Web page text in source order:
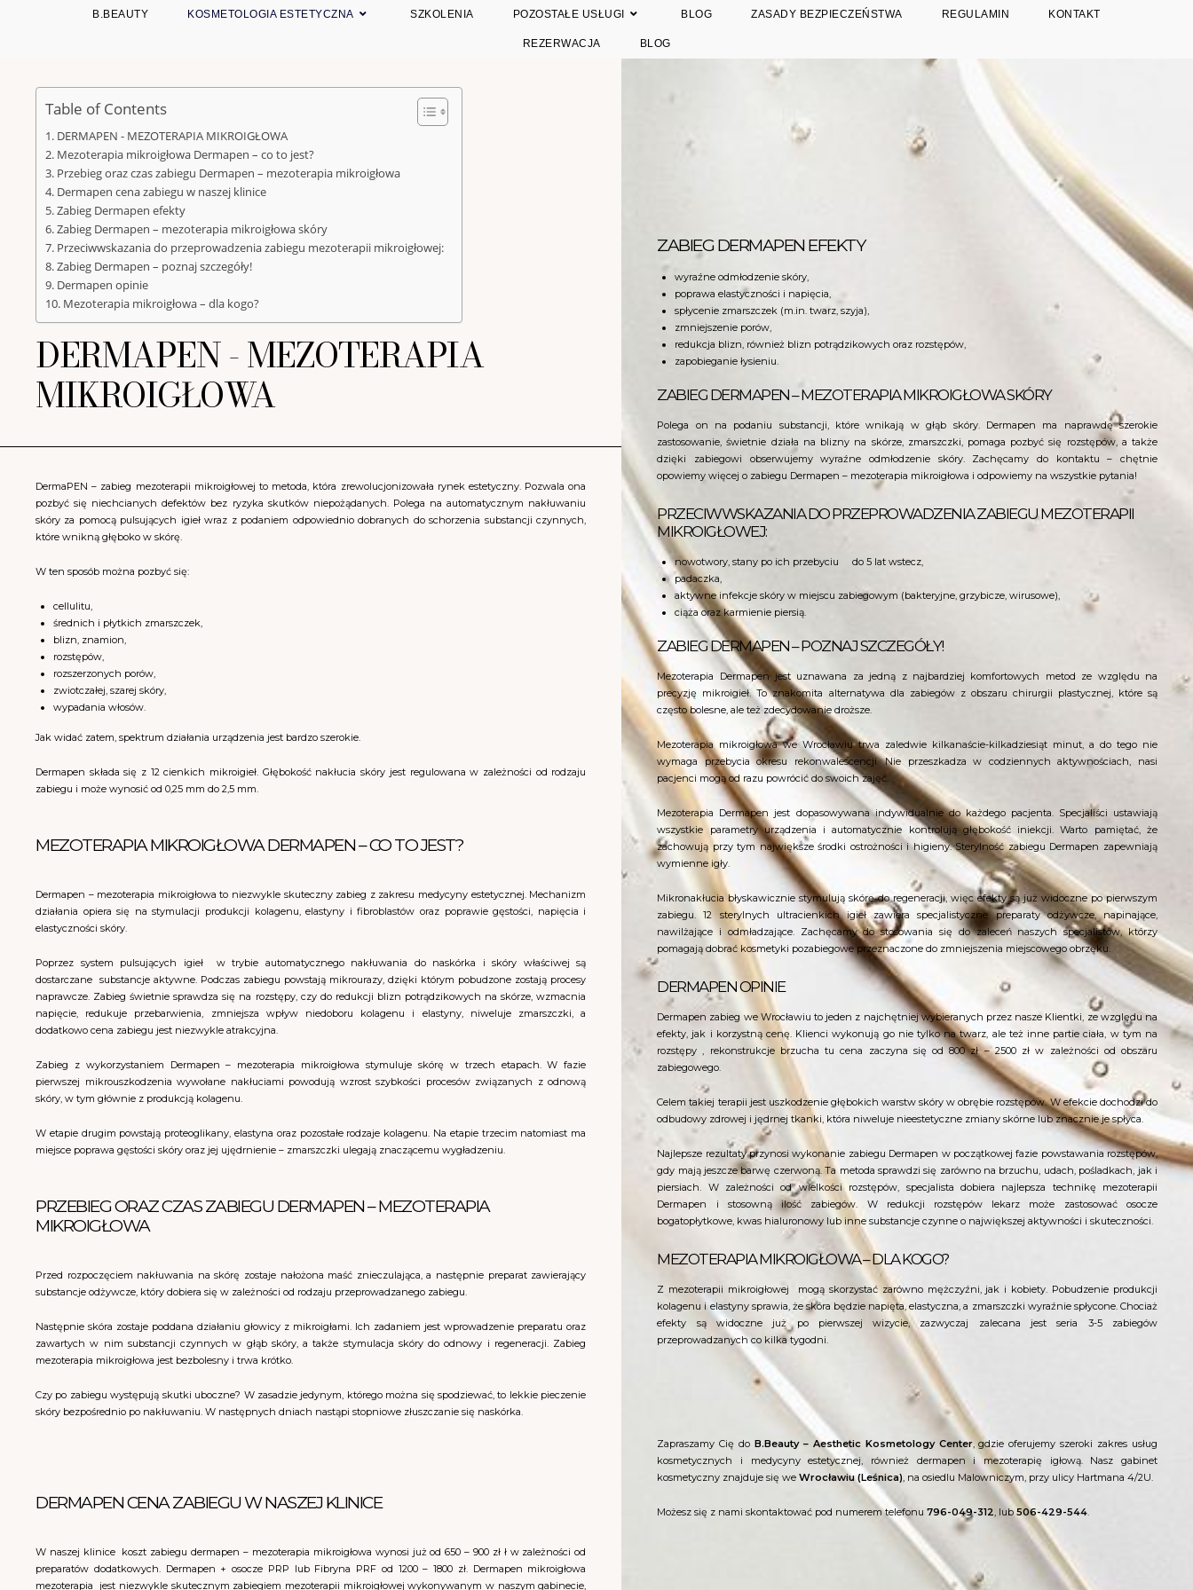
B.BEAUTY KOSMETOLOGIA ESTETYCZNA SZKOLENIA POZOSTAŁE USŁUGI BLOG ZASADY BEZPIECZEŃSTWA REGULAMIN KONTAKT
REZERWACJA BLOG
Table of Contents
DERMAPEN - MEZOTERAPIA MIKROIGŁOWA
Mezoterapia mikroigłowa Dermapen – co to jest?
Przebieg oraz czas zabiegu Dermapen – mezoterapia mikroigłowa
Dermapen cena zabiegu w naszej klinice
Zabieg Dermapen efekty
Zabieg Dermapen – mezoterapia mikroigłowa skóry
Przeciwwskazania do przeprowadzenia zabiegu mezoterapii mikroigłowej:
Zabieg Dermapen – poznaj szczegóły!
Dermapen opinie
Mezoterapia mikroigłowa – dla kogo?
DERMAPEN - MEZOTERAPIA
MIKROIGŁOWA
DermaPEN – zabieg mezoterapii mikroigłowej to metoda, która zrewolucjonizowała rynek estetyczny. Pozwala ona
pozbyć się niechcianych defektów bez ryzyka skutków niepożądanych. Polega na automatycznym nakłuwaniu
skóry za pomocą pulsujących igieł wraz z podaniem odpowiednio dobranych do schorzenia substancji czynnych,
które wnikną głęboko w skórę.
W ten sposób można pozbyć się:
cellulitu,
średnich i płytkich zmarszczek,
blizn, znamion,
rozstępów,
rozszerzonych porów,
zwiotczałej, szarej skóry,
wypadania włosów.
Jak widać zatem, spektrum działania urządzenia jest bardzo szerokie.
Dermapen składa się z 12 cienkich mikroigieł. Głębokość nakłucia skóry jest regulowana w zależności od rodzaju
zabiegu i może wynosić od 0,25 mm do 2,5 mm.
MEZOTERAPIA MIKROIGŁOWA DERMAPEN – CO TO JEST?
Dermapen – mezoterapia mikroigłowa to niezwykle skuteczny zabieg z zakresu medycyny estetycznej. Mechanizm
działania opiera się na stymulacji produkcji kolagenu, elastyny i fibroblastów oraz poprawie gęstości, napięcia i
elastyczności skóry.
Poprzez system pulsujących igieł w trybie automatycznego nakłuwania do naskórka i skóry właściwej są
dostarczane substancje aktywne. Podczas zabiegu powstają mikrourazy, dzięki którym pobudzone zostają procesy
naprawcze. Zabieg świetnie sprawdza się na rozstępy, czy do redukcji blizn potrądzikowych na skórze, wzmacnia
napięcie, redukuje przebarwienia, zmniejsza wpływ niedoboru kolagenu i elastyny, niweluje zmarszczki, a
dodatkowo cena zabiegu jest niezwykle atrakcyjna.
Zabieg z wykorzystaniem Dermapen – mezoterapia mikroigłowa stymuluje skórę w trzech etapach. W fazie
pierwszej mikrouszkodzenia wywołane nakłuciami powodują wzrost szybkości procesów związanych z odnową
skóry, w tym głównie z produkcją kolagenu.
W etapie drugim powstają proteoglikany, elastyna oraz pozostałe rodzaje kolagenu. Na etapie trzecim natomiast ma
miejsce poprawa gęstości skóry oraz jej ujędrnienie – zmarszczki ulegają znaczącemu wygładzeniu.
PRZEBIEG ORAZ CZAS ZABIEGU DERMAPEN – MEZOTERAPIA
MIKROIGŁOWA
Przed rozpoczęciem nakłuwania na skórę zostaje nałożona maść znieczulająca, a następnie preparat zawierający
substancje odżywcze, który dobiera się w zależności od rodzaju przeprowadzanego zabiegu.
Następnie skóra zostaje poddana działaniu głowicy z mikroigłami. Ich zadaniem jest wprowadzenie preparatu oraz
zawartych w nim substancji czynnych w głąb skóry, a także stymulacja skóry do odnowy i regeneracji. Zabieg
mezoterapia mikroigłowa jest bezbolesny i trwa krótko.
Czy po zabiegu występują skutki uboczne? W zasadzie jedynym, którego można się spodziewać, to lekkie pieczenie
skóry bezpośrednio po nakłuwaniu. W następnych dniach nastąpi stopniowe złuszczanie się naskórka.
DERMAPEN CENA ZABIEGU W NASZEJ KLINICE
W naszej klinice koszt zabiegu dermapen – mezoterapia mikroigłowa wynosi już od 650 – 900 zł ł w zależności od
preparatów dodatkowych. Dermapen + osocze PRP lub Fibryna PRF od 1200 – 1800 zł. Dermapen mikroigłowa
mezoterapia jest niezwykle skutecznym zabiegiem mezoterapii mikroigłowej wykonywanym w naszym gabinecie,
ZABIEG DERMAPEN EFEKTY
wyraźne odmłodzenie skóry,
poprawa elastyczności i napięcia,
spłycenie zmarszczek (m.in. twarz, szyja),
zmniejszenie porów,
redukcja blizn, również blizn potrądzikowych oraz rozstępów,
zapobieganie łysieniu.
ZABIEG DERMAPEN – MEZOTERAPIA MIKROIGŁOWA SKÓRY
Polega on na podaniu substancji, które wnikają w głąb skóry. Dermapen ma naprawdę szerokie
zastosowanie, świetnie działa na blizny na skórze, zmarszczki, pomaga pozbyć się rozstępów, a także
dzięki zabiegowi obserwujemy wyraźne odmłodzenie skóry. Zachęcamy do kontaktu – chętnie
opowiemy więcej o zabiegu Dermapen – mezoterapia mikroigłowa i odpowiemy na wszystkie pytania!
PRZECIWWSKAZANIA DO PRZEPROWADZENIA ZABIEGU MEZOTERAPII
MIKROIGŁOWEJ:
nowotwory, stany po ich przebyciu do 5 lat wstecz,
padaczka,
aktywne infekcje skóry w miejscu zabiegowym (bakteryjne, grzybicze, wirusowe),
ciąża oraz karmienie piersią.
ZABIEG DERMAPEN – POZNAJ SZCZEGÓŁY!
Mezoterapia Dermapen jest uznawana za jedną z najbardziej komfortowych metod ze względu na
precyzję mikroigieł. To znakomita alternatywa dla zabiegów z obszaru chirurgii plastycznej, które są
często bolesne, ale też zdecydowanie droższe.
Mezoterapia mikroigłowa we Wrocławiu trwa zaledwie kilkanaście-kilkadziesiąt minut, a do tego nie
wymaga przebycia okresu rekonwalescencji. Nie przeszkadza w codziennych aktywnościach, nasi
pacjenci mogą od razu powrócić do swoich zajęć.
Mezoterapia Dermapen jest dopasowywana indywidualnie do każdego pacjenta. Specjaliści ustawiają
wszystkie parametry urządzenia i automatycznie kontrolują głębokość iniekcji. Warto pamiętać, że
zachowują przy tym największe środki ostrożności i higieny. Sterylność zabiegu Dermapen zapewniają
wymienne igły.
Mikronakłucia błyskawicznie stymulują skórę do regeneracji, więc efekty są już widoczne po pierwszym
zabiegu. 12 sterylnych ultracienkich igieł zawiera specjalistyczne preparaty odżywcze, napinające,
nawilżające i odmładzające. Zachęcamy do stosowania się do zaleceń naszych specjalistów, którzy
pomagają dobrać kosmetyki pozabiegowe przeznaczone do zmniejszenia miejscowego obrzęku.
DERMAPEN OPINIE
Dermapen zabieg we Wrocławiu to jeden z najchętniej wybieranych przez nasze Klientki, ze względu na
efekty, jak i korzystną cenę. Klienci wykonują go nie tylko na twarz, ale też inne partie ciała, w tym na
rozstępy , rekonstrukcje brzucha tu cena zaczyna się od 800 zł – 2500 zł w zależności od obszaru
zabiegowego.
Celem takiej terapii jest uszkodzenie głębokich warstw skóry w obrębie rozstępów. W efekcie dochodzi do
odbudowy zdrowej i jędrnej tkanki, która niweluje nieestetyczne zmiany skórne lub znacznie je spłyca.
Najlepsze rezultaty przynosi wykonanie zabiegu Dermapen w początkowej fazie powstawania rozstępów,
gdy mają jeszcze barwę czerwoną. Ta metoda sprawdzi się zarówno na brzuchu, udach, pośladkach, jak i
piersiach. W zależności od wielkości rozstępów, specjalista dobiera najlepsza technikę mezoterapii
Dermapen i stosowną ilość zabiegów. W redukcji rozstępów lekarz może zastosować osocze
bogatopłytkowe, kwas hialuronowy lub inne substancje czynne o największej aktywności i skuteczności.
MEZOTERAPIA MIKROIGŁOWA – DLA KOGO?
Z mezoterapii mikroigłowej mogą skorzystać zarówno mężczyźni, jak i kobiety. Pobudzenie produkcji
kolagenu i elastyny sprawia, że skóra będzie napięta, elastyczna, a zmarszczki wyraźnie spłycone. Chociaż
efekty są widoczne już po pierwszej wizycie, zazwyczaj zalecana jest seria 3-5 zabiegów
przeprowadzanych co kilka tygodni.
Zapraszamy Cię do B.Beauty – Aesthetic Kosmetology Center, gdzie oferujemy szeroki zakres usług
kosmetycznych i medycyny estetycznej, również dermapen i mezoterapię igłową. Nasz gabinet
kosmetyczny znajduje się weWrocławiu (Leśnica), na osiedlu Malowniczym, przy ulicy Hartmana 4/2U.
Możesz się z nami skontaktować pod numerem telefonu796-049-312, lub506-429-544.